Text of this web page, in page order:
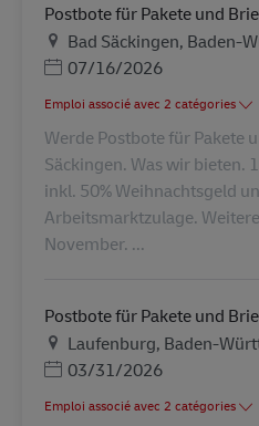
Postbote für Pakete und
LieuBad Säckingen, Baden-
Posted Date
07/16/2026
Emploi associé avec 2 catégories
Werde Postbote für Pakete
Säckingen. Was wir bieten.
inkl. 50% Weihnachtsgeld
Arbeitsmarktzulage.
November. ...
Postbote für Pakete und
LieuLaufenburg, Baden-
Posted Date
03/31/2026
Emploi associé avec 2 catégories